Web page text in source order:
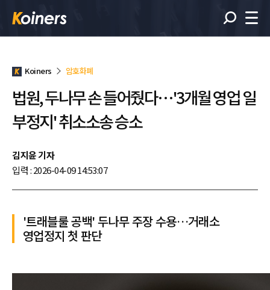
Koiners 암호화폐
법원, 두나무 손 들어줬다…'3개월 영업 일
부정지' 취소소송 승소
김지윤 기자
입력 : 2026-04-09 14:53:07
'트래블룰 공백' 두나무 주장 수용…거래소
영업정지 첫 판단